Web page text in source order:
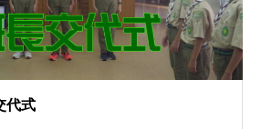
代式